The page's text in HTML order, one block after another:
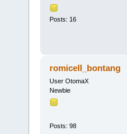
Posts: 16
romicell_bontang
User OtomaX
Newbie
Posts: 98